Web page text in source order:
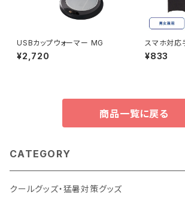
USBカップウォーマー MG
¥2,720
スマホ対
¥833
商品一覧に戻る
CATEGORY
クールグッズ・猛暑対策グッズ